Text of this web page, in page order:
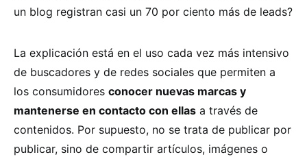
un blog registran casi un 70 por ciento más de leads?
La explicación está en el uso cada vez más intensivo
de buscadores y de redes sociales que permiten a
los consumidores conocer nuevas marcas y
mantenerse en contacto con ellas a través de
contenidos. Por supuesto, no se trata de publicar por
publicar, sino de compartir artículos, imágenes o